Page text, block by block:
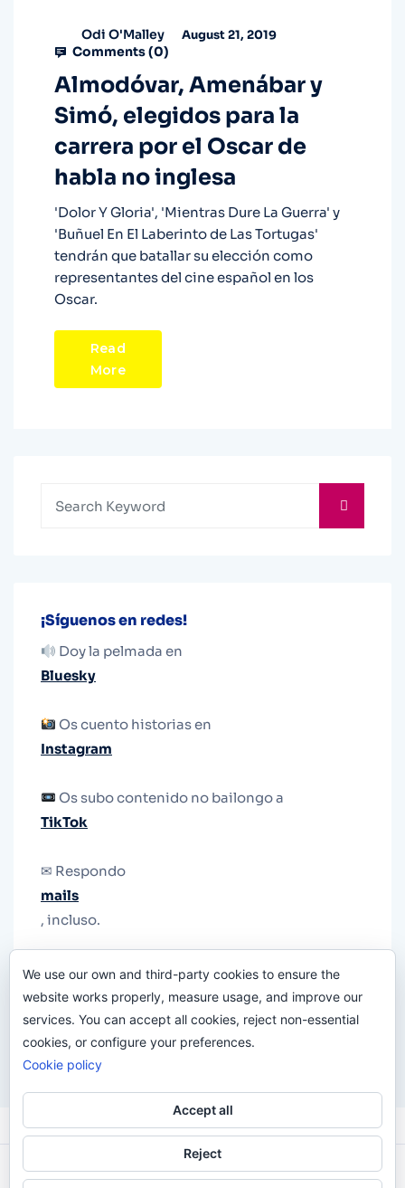
Odi O'Malley August 21, 2019
Comments (0)
Almodóvar, Amenábar y
Simó, elegidos para la
carrera por el Oscar de
habla no inglesa
'Dolor Y Gloria', 'Mientras Dure La Guerra' y
'Buñuel En El Laberinto de Las Tortugas'
tendrán que batallar su elección como
representantes del cine español en los
Oscar.
Read
More
¡Síguenos en redes!
Doy la pelmada en
Bluesky
Os cuento historias en
Instagram
Os subo contenido no bailongo a
TikTok
✉ Respondo
mails
, incluso.
le quiten el teléfono.
Odi O'Malley © 2016-2025. Todos Los Derechos
We use our own and third-party cookies to ensure the
website works properly, measure usage, and improve our
services. You can accept all cookies, reject non-essential
cookies, or configure your preferences.
Cookie policy
Accept all
Reject